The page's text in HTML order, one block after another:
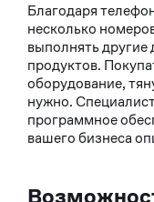
Благодаря
несколько
выполнять другие
продуктов.
оборудование,
нужно.
программное
вашего бизнеса